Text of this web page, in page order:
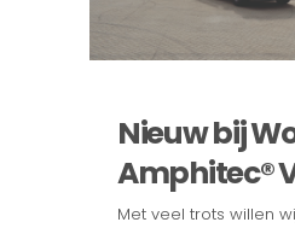
Nieuw bij
Amphitec®
Met veel trots willen